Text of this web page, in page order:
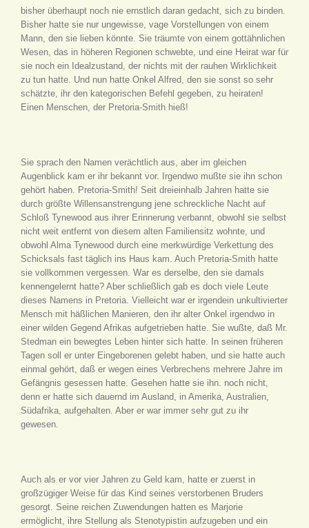
bisher überhaupt noch nie ernstlich daran gedacht, sich zu binden.
Bisher hatte sie nur ungewisse, vage Vorstellungen von einem
Mann, den sie lieben könnte. Sie träumte von einem gottähnlichen
Wesen, das in höheren Regionen schwebte, und eine Heirat war für
sie noch ein Idealzustand, der nichts mit der rauhen Wirklichkeit
zu tun hatte. Und nun hatte Onkel Alfred, den sie sonst so sehr
schätzte, ihr den kategorischen Befehl gegeben, zu heiraten!
Einen Menschen, der Pretoria-Smith hieß!
Sie sprach den Namen verächtlich aus, aber im gleichen
Augenblick kam er ihr bekannt vor. Irgendwo mußte sie ihn schon
gehört haben. Pretoria-Smith! Seit dreieinhalb Jahren hatte sie
durch größte Willensanstrengung jene schreckliche Nacht auf
Schloß Tynewood aus ihrer Erinnerung verbannt, obwohl sie selbst
nicht weit entfernt von diesem alten Familiensitz wohnte, und
obwohl Alma Tynewood durch eine merkwürdige Verkettung des
Schicksals fast täglich ins Haus kam. Auch Pretoria-Smith hatte
sie vollkommen vergessen. War es derselbe, den sie damals
kennengelernt hatte? Aber schließlich gab es doch viele Leute
dieses Namens in Pretoria. Vielleicht war er irgendein unkultivierter
Mensch mit häßlichen Manieren, den ihr alter Onkel irgendwo in
einer wilden Gegend Afrikas aufgetrieben hatte. Sie wußte, daß Mr.
Stedman ein bewegtes Leben hinter sich hatte. In seinen früheren
Tagen soll er unter Eingeborenen gelebt haben, und sie hatte auch
einmal gehört, daß er wegen eines Verbrechens mehrere Jahre im
Gefängnis gesessen hatte. Gesehen hatte sie ihn. noch nicht,
denn er hatte sich dauernd im Ausland, in Amerika, Australien,
Südafrika, aufgehalten. Aber er war immer sehr gut zu ihr
gewesen.
Auch als er vor vier Jahren zu Geld kam, hatte er zuerst in
großzügiger Weise für das Kind seines verstorbenen Bruders
gesorgt. Seine reichen Zuwendungen hatten es Marjorie
ermöglicht, ihre Stellung als Stenotypistin aufzugeben und ein